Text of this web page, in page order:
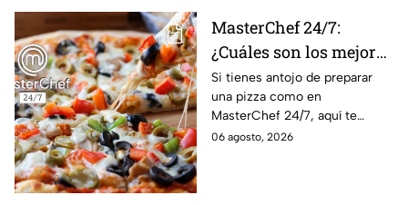
MasterChef 24/7:
¿Cuáles son los mejores
quesos para preparar
pizza en casa?
Si tienes antojo de preparar
una pizza como en
MasterChef 24/7, aquí te
contamos todo lo que debes
06 agosto, 2026